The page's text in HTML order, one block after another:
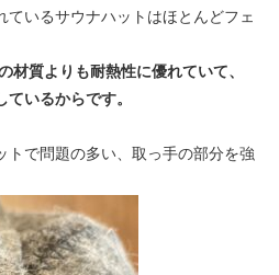
ているサウナハットはほとんどフェ
材質よりも耐熱性に優れていて、
いるからです。
トで問題の多い、取っ手の部分を強